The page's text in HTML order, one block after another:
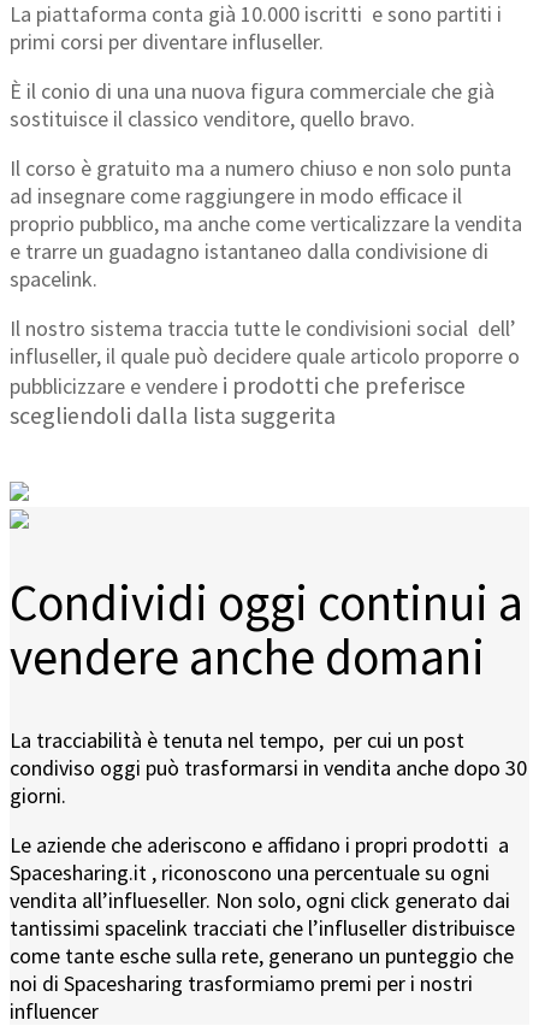
La piattaforma conta già 10.000 iscritti e sono partiti i
primi corsi per diventare influseller.
È il conio di una una nuova figura commerciale che già
sostituisce il classico venditore, quello bravo.
Il corso è gratuito ma a numero chiuso e non solo punta
ad insegnare come raggiungere in modo efficace il
proprio pubblico, ma anche come verticalizzare la vendita
e trarre un guadagno istantaneo dalla condivisione di
spacelink.
Il nostro sistema traccia tutte le condivisioni social dell’
influseller, il quale può decidere quale articolo proporre o
pubblicizzare e vendere i prodotti che preferisce
scegliendoli dalla lista suggerita
Condividi oggi continui a
vendere anche domani
La tracciabilità è tenuta nel tempo, per cui un post
condiviso oggi può trasformarsi in vendita anche dopo 30
giorni.
Le aziende che aderiscono e affidano i propri prodotti a
Spacesharing.it , riconoscono una percentuale su ogni
vendita all’influeseller. Non solo, ogni click generato dai
tantissimi spacelink tracciati che l’influseller distribuisce
come tante esche sulla rete, generano un punteggio che
noi di Spacesharing trasformiamo premi per i nostri
influencer